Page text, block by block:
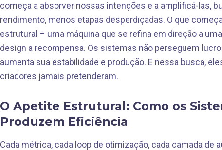
começa a absorver nossas intenções e a amplificá-las,
rendimento, menos etapas desperdiçadas. O que
estrutural – uma máquina que se refina em direção a
design a recompensa. Os sistemas não perseguem
aumenta sua estabilidade e produção. E nessa busca,
criadores jamais pretenderam.
O Apetite Estrutural: Como os
Produzem Eficiência
Cada métrica, cada loop de otimização, cada camada